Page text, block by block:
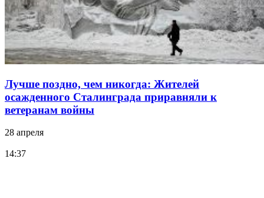
Лучше поздно, чем никогда: Жителей
осажденного Сталинграда приравняли к
ветеранам войны
28 апреля
14:37